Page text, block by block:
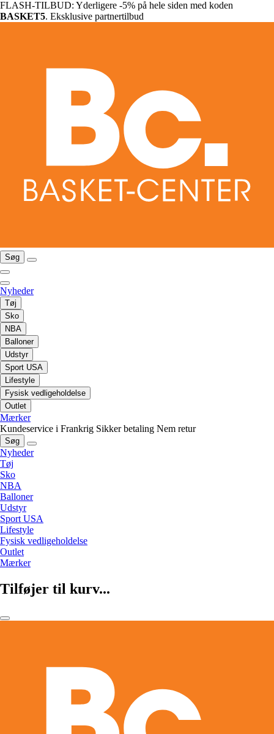
FLASH-TILBUD: Yderligere -5% på hele siden med koden
BASKET5. Eksklusive partnertilbud
Søg
Nyheder
Tøj
Sko
NBA
Balloner
Udstyr
Sport USA
Lifestyle
Fysisk vedligeholdelse
Outlet
Mærker
Kundeservice i Frankrig Sikker betaling Nem retur
Søg
Nyheder
Tøj
Sko
NBA
Balloner
Udstyr
Sport USA
Lifestyle
Fysisk vedligeholdelse
Outlet
Mærker
Tilføjer til kurv...